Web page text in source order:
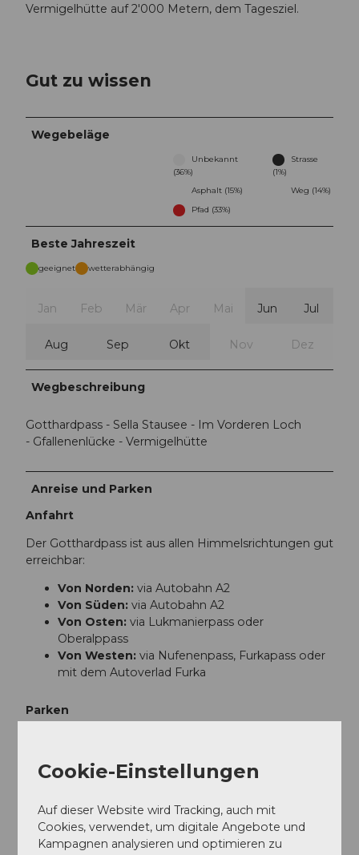
Vermigelhütte auf 2'000 Metern, dem Tagesziel.
Gut zu wissen
Wegebeläge
Unbekannt
(36%)
Strasse
(1%)
Asphalt (15%)
Weg (14%)
Pfad (33%)
Beste Jahreszeit
geeignet wetterabhängig
Jan Feb Mär Apr Mai Jun Jul
Aug Sep Okt Nov Dez
Wegbeschreibung
Gotthardpass - Sella Stausee - Im Vorderen Loch
- Gfallenenlücke - Vermigelhütte
Anreise und Parken
Anfahrt
Der Gotthardpass ist aus allen Himmelsrichtungen gut
erreichbar:
Von Norden: via Autobahn A2
Von Süden: via Autobahn A2
Von Osten: via Lukmanierpass oder
Oberalppass
Von Westen: via Nufenenpass, Furkapass oder
mit dem Autoverlad Furka
Parken
Der Gotthardpass ist bequem mit dem Postauto
erreichbar. Den aktuellen Fahrplan findest du unter:
Cookie-Einstellungen
Auf dieser Website wird Tracking, auch mit
Cookies, verwendet, um digitale Angebote und
Kampagnen analysieren und optimieren zu